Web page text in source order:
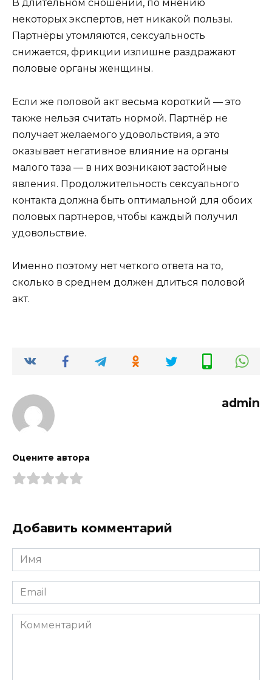
В длительном сношении, по мнению
некоторых экспертов, нет никакой пользы.
Партнёры утомляются, сексуальность
снижается, фрикции излишне раздражают
половые органы женщины.
Если же половой акт весьма короткий — это
также нельзя считать нормой. Партнёр не
получает желаемого удовольствия, а это
оказывает негативное влияние на органы
малого таза — в них возникают застойные
явления. Продолжительность сексуального
контакта должна быть оптимальной для обоих
половых партнеров, чтобы каждый получил
удовольствие.
Именно поэтому нет четкого ответа на то,
сколько в среднем должен длиться половой
акт.
admin
Оцените автора
Добавить комментарий
Имя
*
Email
*
Комментарий